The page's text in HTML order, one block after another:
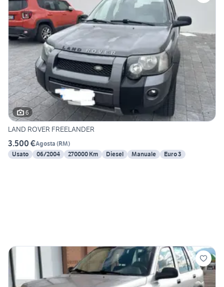
6
LAND ROVER FREELANDER
3.500 €Agosta (RM)
Usato
06/2004 270000 Km Diesel Manuale Euro 3